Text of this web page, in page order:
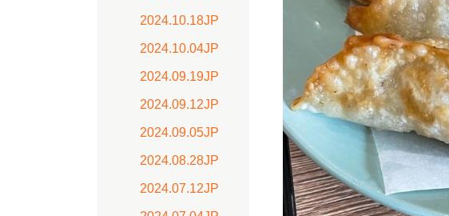
2024.10.18JP
2024.10.04JP
2024.09.19JP
2024.09.12JP
2024.09.05JP
2024.08.28JP
2024.07.12JP